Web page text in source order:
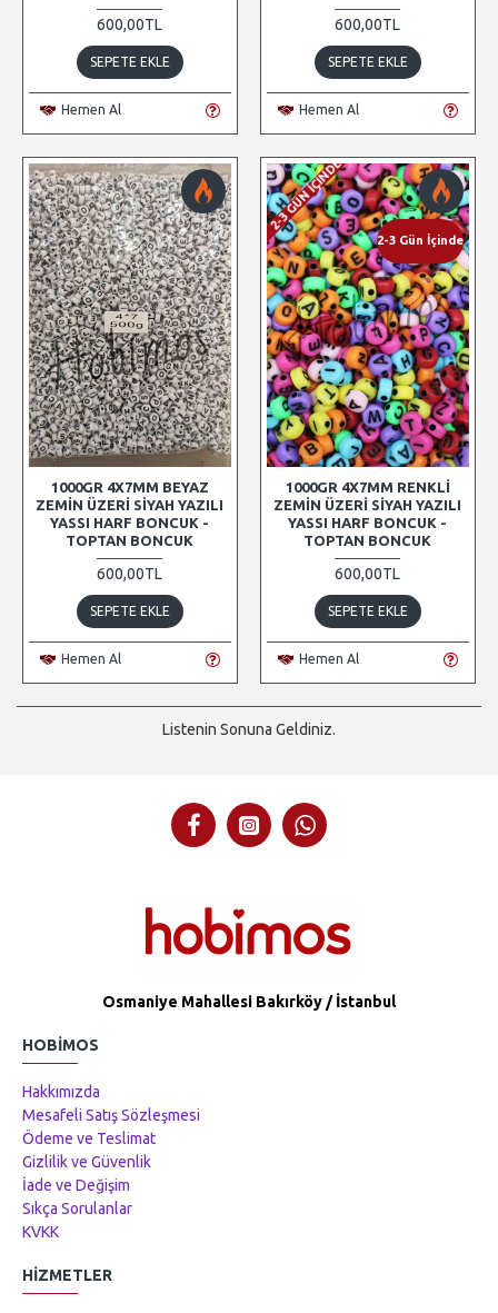
600,00TL
SEPETE EKLE
Hemen Al
600,00TL
SEPETE EKLE
Hemen Al
1000GR 4X7MM BEYAZ
ZEMIN ÜZERI SIYAH YAZILI
YASSI HARF BONCUK -
TOPTAN BONCUK
600,00TL
SEPETE EKLE
Hemen Al
2-3 Gün İçinde
2-3 GÜN İÇINDE
1000GR 4X7MM RENKLI
ZEMIN ÜZERI SIYAH YAZILI
YASSI HARF BONCUK -
TOPTAN BONCUK
600,00TL
SEPETE EKLE
Hemen Al
Listenin Sonuna Geldiniz.
Osmaniye Mahallesi Bakırköy / İstanbul
HOBIMOS
Hakkımızda
Mesafeli Satış Sözleşmesi
Ödeme ve Teslimat
Gizlilik ve Güvenlik
İade ve Değişim
Sıkça Sorulanlar
KVKK
HIZMETLER